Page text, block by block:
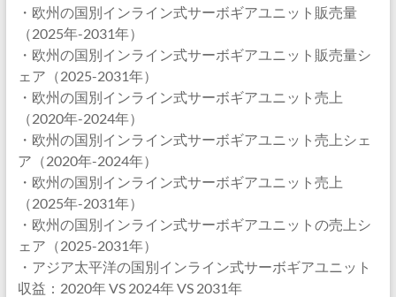
・欧州の国別インライン式サーボギアユニット販売量
（2025年-2031年）
・欧州の国別インライン式サーボギアユニット販売量シ
ェア（2025-2031年）
・欧州の国別インライン式サーボギアユニット売上
（2020年-2024年）
・欧州の国別インライン式サーボギアユニット売上シェ
ア（2020年-2024年）
・欧州の国別インライン式サーボギアユニット売上
（2025年-2031年）
・欧州の国別インライン式サーボギアユニットの売上シ
ェア（2025-2031年）
・アジア太平洋の国別インライン式サーボギアユニット
収益：2020年 VS 2024年 VS 2031年